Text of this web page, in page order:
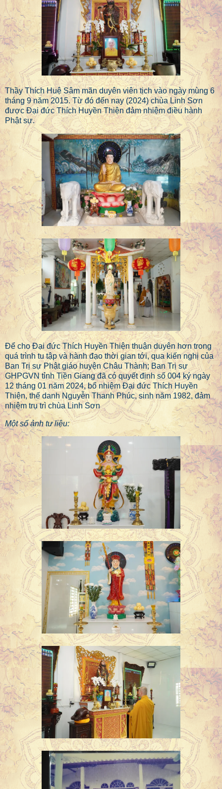
Thầy Thích Huệ Sâm mãn duyên viên tịch vào ngày mùng 6
tháng 9 năm 2015. Từ đó đến nay (2024) chùa Linh Sơn
được Đại đức Thích Huyền Thiện đảm nhiệm điều hành
Phật sự.
Để cho Đại đức Thích Huyền Thiện thuận duyên hơn trong
quá trình tu tập và hành đạo thời gian tới, qua kiến nghị của
Ban Trị sự Phật giáo huyện Châu Thành; Ban Trị sự
GHPGVN tỉnh Tiền Giang đã có quyết định số 004 ký ngày
12 tháng 01 năm 2024, bổ nhiệm Đại đức Thích Huyền
Thiện, thế danh Nguyễn Thanh Phúc, sinh năm 1982, đảm
nhiệm trụ trì chùa Linh Sơn
Một số ảnh tư liệu: